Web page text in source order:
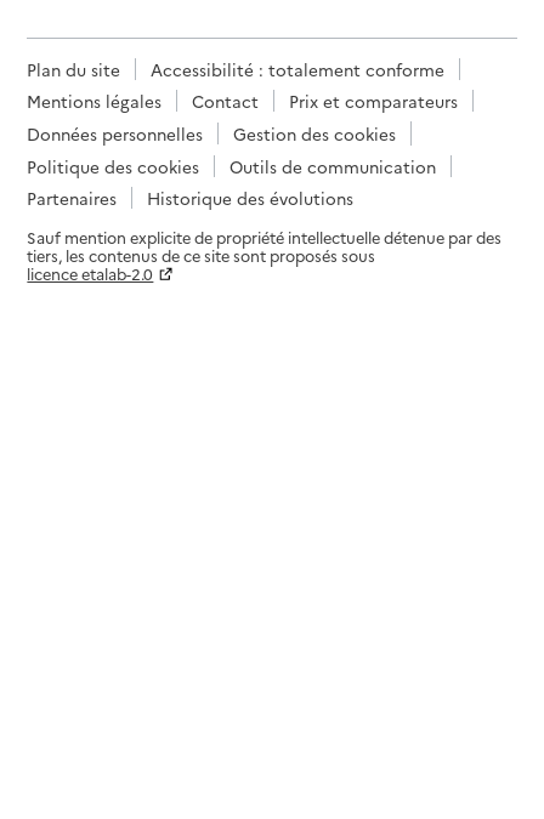
Plan du site
Accessibilité : totalement conforme
Mentions légales
Contact
Prix et comparateurs
Données personnelles
Gestion des cookies
Politique des cookies
Outils de communication
Partenaires
Historique des évolutions
Sauf mention explicite de propriété intellectuelle détenue par des
tiers, les contenus de ce site sont proposés sous
licence etalab-2.0